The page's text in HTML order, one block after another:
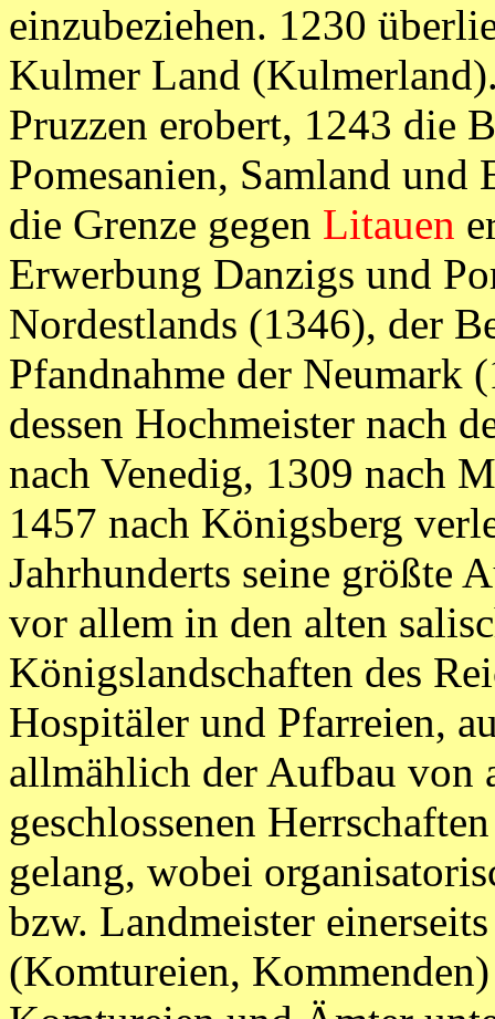
einzubeziehen. 1230
Kulmer Land
Pruzzen erobert, 1243 die
Pomesanien, Samland
die Grenze gegen Litauen
Erwerbung Danzigs und
Nordestlands (1346), der
Pfandnahme der Neumark
dessen Hochmeister nach
nach Venedig, 1309 nach
1457 nach Königsberg
Jahrhunderts seine größte
vor allem in den alten
Königslandschaften des
Hospitäler und Pfarreien,
allmählich der Aufbau von
geschlossenen
gelang, wobei
bzw. Landmeister
(Komtureien,